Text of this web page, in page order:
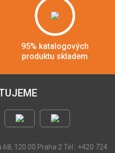
95% katalogových
produktu skladem
68, 120 00 Praha 2 Tel.: +420 724